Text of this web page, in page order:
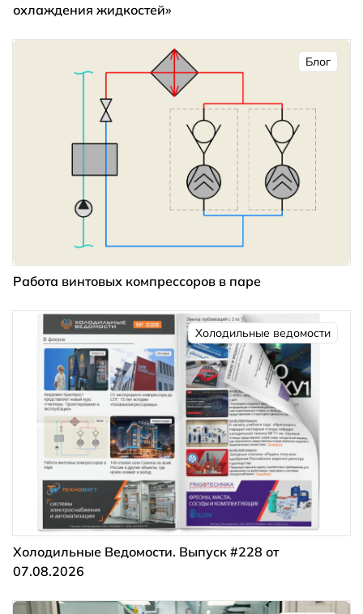
охлаждения жидкостей»
Блог
Работа винтовых компрессоров в паре
Холодильные ведомости
Холодильные Ведомости. Выпуск #228 от
07.08.2026